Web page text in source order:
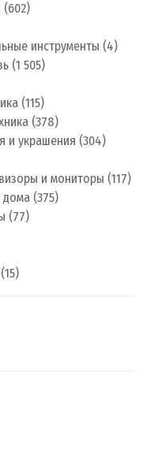
(602)
инструменты (4)
(1 505)
(115)
(378)
и украшения (304)
и мониторы (117)
дома (375)
(77)
(15)